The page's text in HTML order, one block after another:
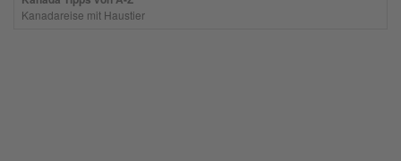
Kanadareise mit Haustier